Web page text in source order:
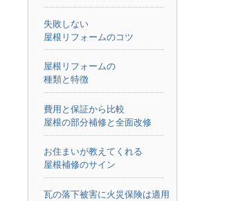
失敗しない
屋根リフォームのコツ
屋根リフォームの
種類と特徴
費用と保証から比較
屋根の部分補修と全面改修
お住まいが教えてくれる
屋根補修のサイン
瓦の落下被害に火災保険は適用